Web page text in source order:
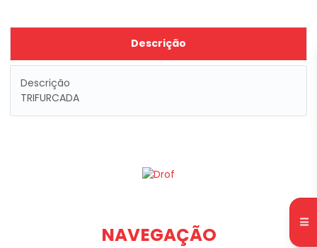
Descrição
Descrição
TRIFURCADA
NAVEGAÇÃO